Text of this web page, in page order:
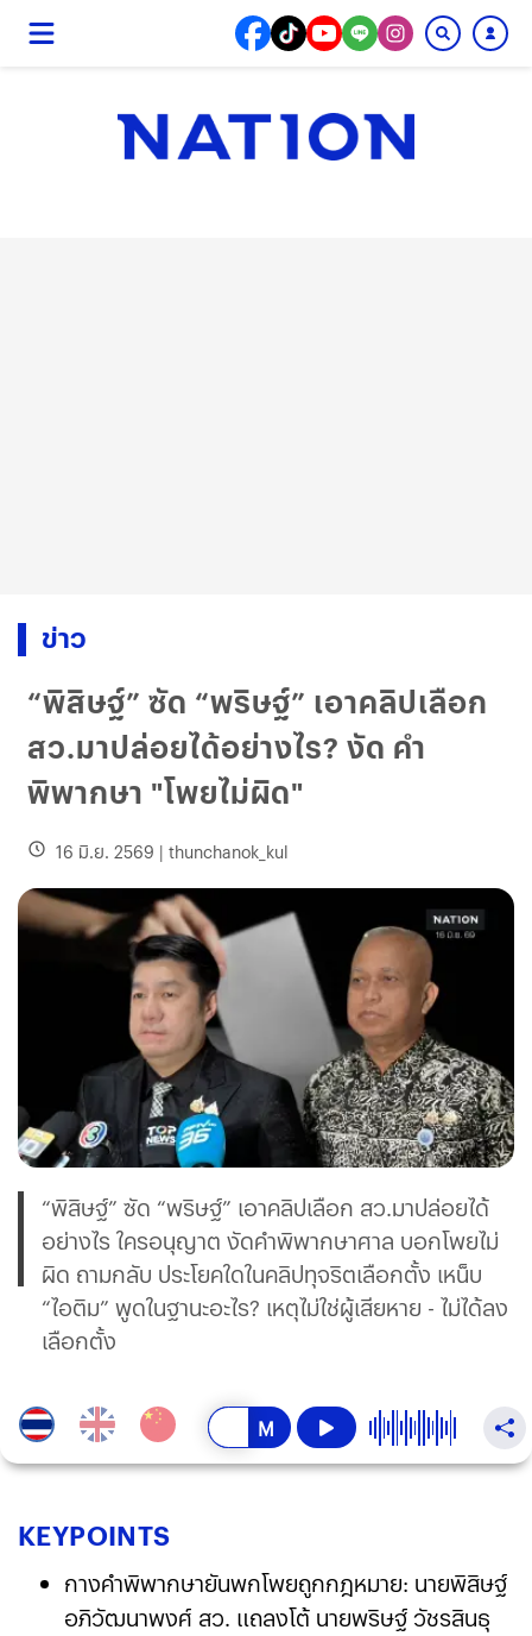
ข่าว
“พิสิษฐ์” ซัด “พริษฐ์” เอาคลิปเลือก
สว.มาปล่อยได้อย่างไร? งัด คำ
พิพากษา "โพยไม่ผิด"
16 มิ.ย. 2569 | thunchanok_kul
“พิสิษฐ์” ซัด “พริษฐ์” เอาคลิปเลือก สว.มาปล่อยได้
อย่างไร ใครอนุญาต งัดคำพิพากษาศาล บอกโพยไม่
ผิด ถามกลับ ประโยคใดในคลิปทุจริตเลือกตั้ง เหน็บ
“ไอติม” พูดในฐานะอะไร? เหตุไม่ใช่ผู้เสียหาย - ไม่ได้ลง
เลือกตั้ง
KEYPOINTS
กางคำพิพากษายันพกโพยถูกกฎหมาย: นายพิสิษฐ์
อภิวัฒนาพงศ์ สว. แถลงโต้ นายพริษฐ์ วัชรสินธุ